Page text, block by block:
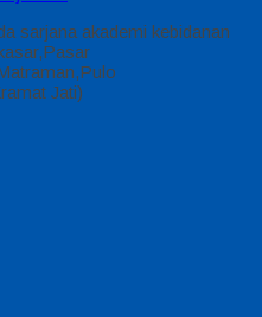
sarjana akademi kebidanan
Jati)